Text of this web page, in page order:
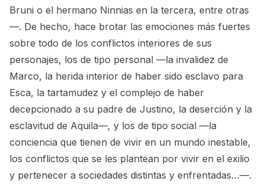
Bruni o el hermano Ninnias en la tercera, entre otras
—. De hecho, hace brotar las emociones más fuertes
sobre todo de los conflictos interiores de sus
personajes, los de tipo personal —la invalidez de
Marco, la herida interior de haber sido esclavo para
Esca, la tartamudez y el complejo de haber
decepcionado a su padre de Justino, la deserción y la
esclavitud de Aquila—, y los de tipo social —la
conciencia que tienen de vivir en un mundo inestable,
los conflictos que se les plantean por vivir en el exilio
y pertenecer a sociedades distintas y enfrentadas…—.